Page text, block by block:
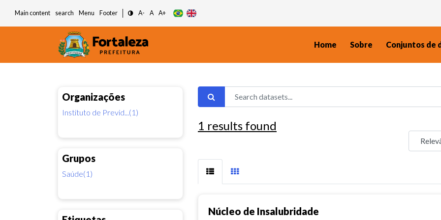
Main content search Menu Footer A- A A+
Home Sobre Conjuntos de
Organizações
Instituto de Previd...(1)
Grupos
Saúde(1)
1 results found
Núcleo de Insalubridade